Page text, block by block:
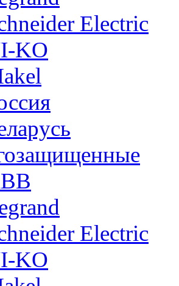
Electric
KO
Electric
KO